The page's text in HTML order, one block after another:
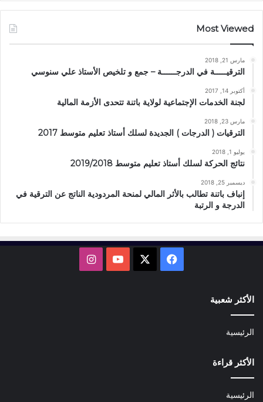
Most Viewed
مارس 21, 2018
الترقيـــــة في الدرجــــــة – جمع و تلخيص الأستاذ علي سنوسي
أكتوبر 14, 2017
لجنة الخدمات الإجتماعية لولاية باتنة تتحدى الأزمة المالية
مارس 23, 2018
الترقيات ( الدرجات ) الجديدة لسلك أستاذ تعليم متوسط 2017
يوليو 1, 2018
نتائج الحركة لسلك أستاذ تعليم متوسط 2019/2018
ديسمبر 25, 2018
إنباف باتنة تطالب بالأثر المالي لمنحة المردودية الناتج عن الترقية في
الدرجة و الرتبة
فيسبوك يوتيوب
الأكثر شعبية
الرئيسية
الأكثر قراءة
الرئيسية